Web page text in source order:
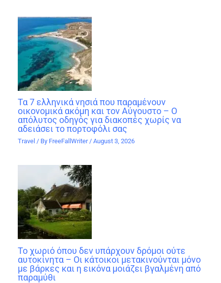
Τα 7 ελληνικά νησιά που παραμένουν
οικονομικά ακόμη και τον Αύγουστο – Ο
απόλυτος οδηγός για διακοπές χωρίς να
αδειάσει το πορτοφόλι σας
Travel / By FreeFallWriter /August 3, 2026
Το χωριό όπου δεν υπάρχουν δρόμοι ούτε
αυτοκίνητα – Οι κάτοικοι μετακινούνται μόνο
με βάρκες και η εικόνα μοιάζει βγαλμένη από
παραμύθι